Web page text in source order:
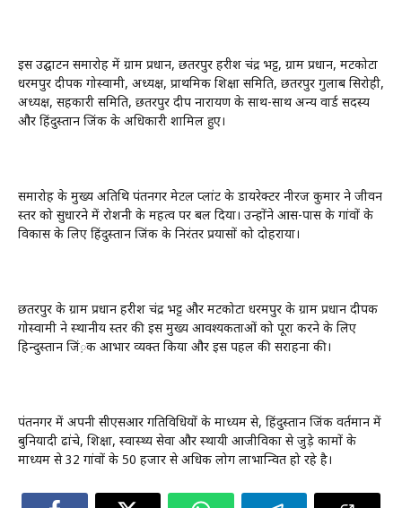
इस उद्घाटन समारोह में ग्राम प्रधान, छतरपुर हरीश चंद्र भट्ट, ग्राम प्रधान, मटकोटा
धरमपुर दीपक गोस्वामी, अध्यक्ष, प्राथमिक शिक्षा समिति, छतरपुर गुलाब सिरोही,
अध्यक्ष, सहकारी समिति, छतरपुर दीप नारायण के साथ-साथ अन्य वार्ड सदस्य
और हिंदुस्तान जिंक के अधिकारी शामिल हुए।
समारोह के मुख्य अतिथि पंतनगर मेटल प्लांट के डायरेक्टर नीरज कुमार ने जीवन
स्तर को सुधारने में रोशनी के महत्व पर बल दिया। उन्होंने आस-पास के गांवों के
विकास के लिए हिंदुस्तान जिंक के निरंतर प्रयासों को दोहराया।
छतरपुर के ग्राम प्रधान हरीश चंद्र भट्ट और मटकोटा धरमपुर के ग्राम प्रधान दीपक
गोस्वामी ने स्थानीय स्तर की इस मुख्य आवश्यकताओं को पूरा करने के लिए
हिन्दुस्तान जिं़क आभार व्यक्त किया और इस पहल की सराहना की।
पंतनगर में अपनी सीएसआर गतिविधियों के माध्यम से, हिंदुस्तान जिंक वर्तमान में
बुनियादी ढांचे, शिक्षा, स्वास्थ्य सेवा और स्थायी आजीविका से जुड़े कामों के
माध्यम से 32 गांवों के 50 हजार से अधिक लोग लाभान्वित हो रहे है।